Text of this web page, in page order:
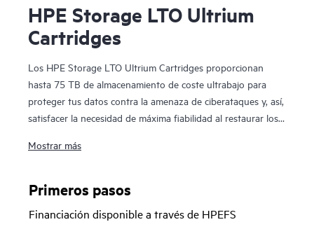
HPE Storage LTO Ultrium
Cartridges
Los HPE Storage LTO Ultrium Cartridges proporcionan
hasta 75 TB de almacenamiento de coste ultrabajo para
proteger tus datos contra la amenaza de ciberataques y, así,
satisfacer la necesidad de máxima fiabilidad al restaurar los
las autoridades de todo el mundo de mantener copias sin
de experiencia y de diez generaciones anteriores, con
velocidades de transferencia de hasta 400 MB/s para LTO-
10, existe una plataforma para cada presupuesto. El cifrado
Mostrar más
Primeros pasos
Financiación disponible a través de HPEFS